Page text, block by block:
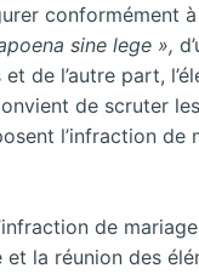
conformément
sine lege »,
de l’autre part,
de scruter
l’infraction de
de
et la réunion des